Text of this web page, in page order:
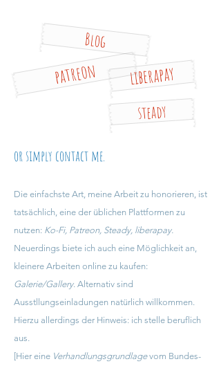
Blog
liberapay
patreon
steady
or simply contact me.
Die einfachste Art, meine Arbeit zu honorieren, ist
tatsächlich, eine der üblichen Plattformen zu
nutzen: Ko-Fi, Patreon, Steady, liberapay.
Neuerdings biete ich auch eine Möglichkeit an,
kleinere Arbeiten online zu kaufen:
Galerie/Gallery. Alternativ sind
Ausstllungseinladungen natürlich willkommen.
Hierzu allerdings der Hinweis: ich stelle beruflich
aus.
[Hier eine Verhandlungsgrundlage vom Bundes-